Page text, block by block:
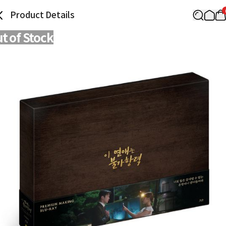
Product Details
of Stock